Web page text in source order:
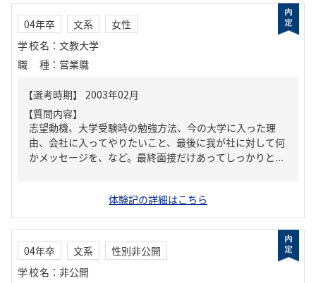
04年卒 文系
女性
学校名 ： 文教大学
職種 ： 営業職
【質問内容】
志望動機、大学受験時の勉強方法、今の大学に入った理
由、会社に入ってやりたいこと、最後に我が社に対して何
かメッセージを、など。最終面接だけあってしっかりと...
体験記の詳細はこちら
04年卒 文系
性別非公開
学校名 ： 非公開